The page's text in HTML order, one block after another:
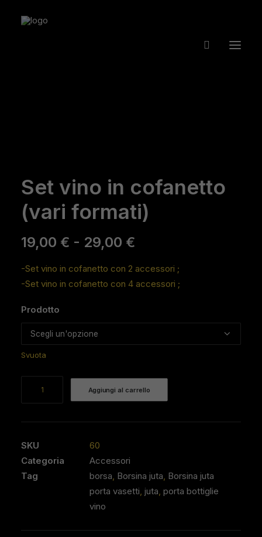
Set vino in cofanetto
(vari formati)
19,00 € - 29,00 €
prezzo:
da
a
29,00 €
-Set vino in cofanetto con 2 accessori ;
-Set vino in cofanetto con 4 accessori ;
Prodotto
Svuota
(vari
formati)
quantità
Aggiungi al carrello
SKU
60
Categoria
Accessori
Tag
borsa, Borsina juta, Borsina juta
porta vasetti, juta, porta bottiglie
vino